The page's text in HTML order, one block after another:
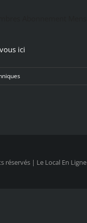
ici
réservés | Le Local En Ligne